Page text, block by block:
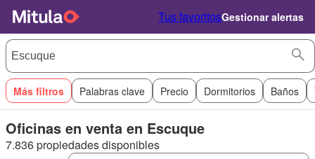
Tus favoritosGestionar alertas
Más filtros Palabras clave Precio Dormitorios Baños
Oficinas en venta en Escuque
7.836 propiedades disponibles